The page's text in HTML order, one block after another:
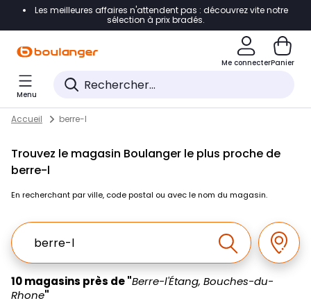
Accéder directement à la navigation
Accéder directement au pied de page
Accéder directement au chatbot
Les meilleures affaires n'attendent pas : découvrez vite notre
sélection à prix bradés.
Me connecterPanier
Menu
Skip to content
Return to Nav
Accueil berre-l
Trouvez le magasin Boulanger le plus proche de
berre-l
En recherchant par ville, code postal ou avec le nom du magasin.
Ville, Region, Code postal ou Ville & Pays
Effectuer la
10 magasins près de "Berre-l'Étang, Bouches-du-
Rhone"